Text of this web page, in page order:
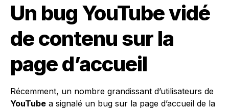
Un bug YouTube vidé
de contenu sur la
page d’accueil
Récemment, un nombre grandissant d’utilisateurs de
YouTube a signalé un bug sur la page d’accueil de la